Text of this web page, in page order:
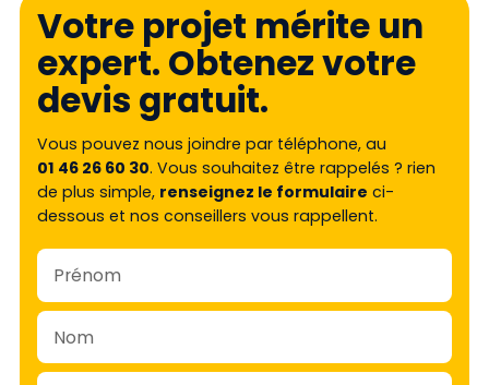
Votre projet mérite un
expert. Obtenez votre
devis gratuit.
Vous pouvez nous joindre par téléphone, au
01 46 26 60 30. Vous souhaitez être rappelés ? rien
de plus simple, renseignez le formulaire ci-
dessous et nos conseillers vous rappellent.